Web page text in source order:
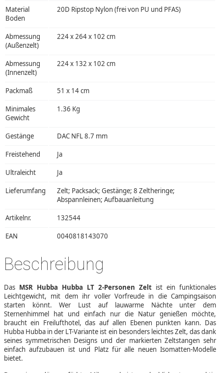
Material
Boden
20D Ripstop Nylon (frei von PU und PFAS)
Abmessung
(Außenzelt)
224 x 264 x 102 cm
Abmessung
(Innenzelt)
224 x 132 x 102 cm
Packmaß 51 x 14 cm
Minimales
Gewicht
1.36 Kg
Gestänge DAC NFL 8.7 mm
Freistehend Ja
Ultraleicht Ja
Lieferumfang
Zelt; Packsack; Gestänge; 8 Zeltheringe;
Abspannleinen; Aufbauanleitung
Artikelnr. 132544
EAN 0040818143070
Beschreibung
Das MSR Hubba Hubba LT 2-Personen Zelt ist ein funktionales
Leichtgewicht, mit dem ihr voller Vorfreude in die Campingsaison
starten könnt. Wer Lust auf lauwarme Nächte unter dem
Sternenhimmel hat und einfach nur die Natur genießen möchte,
braucht ein Freilufthotel, das auf allen Ebenen punkten kann. Das
Hubba Hubba in der LT-Variante ist ein besonders leichtes Zelt, das dank
seines symmetrischen Designs und der markierten Zeltstangen sehr
einfach aufzubauen ist und Platz für alle neuen Isomatten-Modelle
bietet.